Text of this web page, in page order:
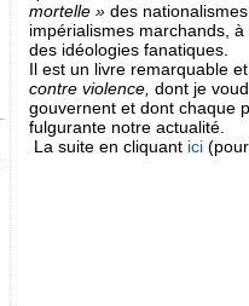
mortelle »des
­impérialismes marchands,
des idéologies fanatiques.
Il est un livre remarquable
contre violence, dont je
gouvernent et dont chaque
fulgurante notre actualité.
La suite en cliquant ici(pour